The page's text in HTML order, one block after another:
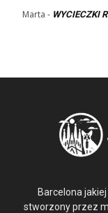
Marta - WYCIECZKI
Barcelona
stworzony przez